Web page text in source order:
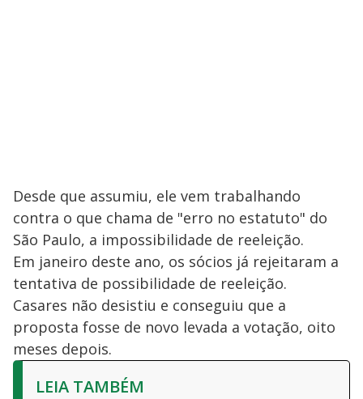
Desde que assumiu, ele vem trabalhando
contra o que chama de "erro no estatuto" do
São Paulo, a impossibilidade de reeleição.
Em janeiro deste ano, os sócios já rejeitaram a
tentativa de possibilidade de reeleição.
Casares não desistiu e conseguiu que a
proposta fosse de novo levada a votação, oito
meses depois.
LEIA TAMBÉM